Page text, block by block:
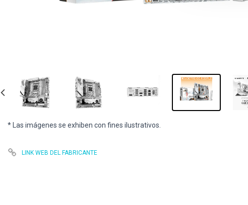
* Las imágenes se exhiben con fines ilustrativos.
LINK WEB DEL FABRICANTE